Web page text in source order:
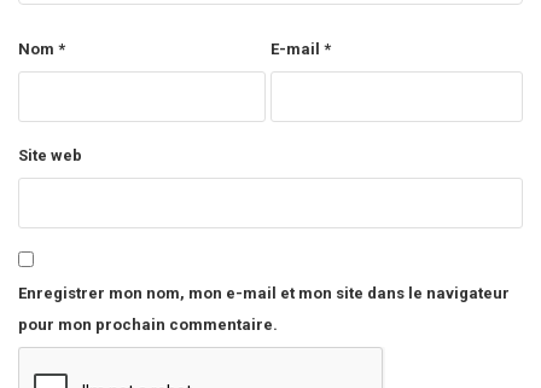
Nom * E-mail *
Site web
Enregistrer mon nom, mon e-mail et mon site dans le navigateur
pour mon prochain commentaire.